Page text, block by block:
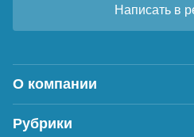
Написать в
О компании
Рубрики